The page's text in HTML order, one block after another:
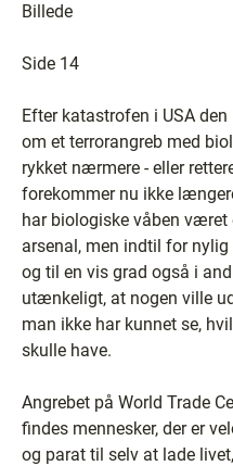
Billede
Side 14
Efter katastrofen i USA
om et terrorangreb med
rykket nærmere - eller
forekommer nu ikke
har biologiske våben
arsenal, men indtil for
og til en vis grad også i
utænkeligt, at nogen ville
man ikke har kunnet se,
skulle have.
Angrebet på World Trade
findes mennesker, der er
og parat til selv at lade